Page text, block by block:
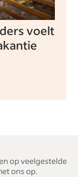
voelt
op veelgestelde
ons op.